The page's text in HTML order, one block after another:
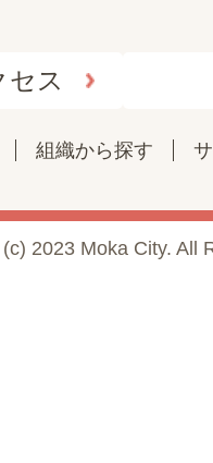
セス
組織から探す
2023 Moka City. All